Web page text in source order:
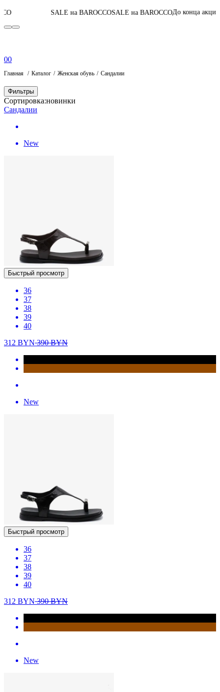
SALE на BAROCCO SALE на BAROCCO До конца акции06:06:03:29
00
Главная Каталог Женская обувь Сандалии
Фильтры
Сортировка:новинки
Сандалии
New
Быстрый просмотр
36
37
38
39
40
312 BYN390BYN
New
Быстрый просмотр
36
37
38
39
40
312 BYN390BYN
New